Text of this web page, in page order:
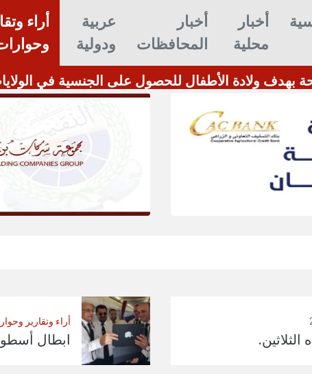
أخبار
محلية
أخبار
المحافظات
عربية
ودولية
أراء
بهدف ولادة الأطفال للحصول على الجنسية في
أراء وتقارير
ابطال